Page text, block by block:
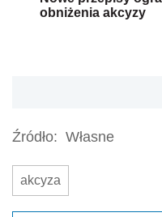
obniżenia akcyzy
Źródło: Własne
akcyza